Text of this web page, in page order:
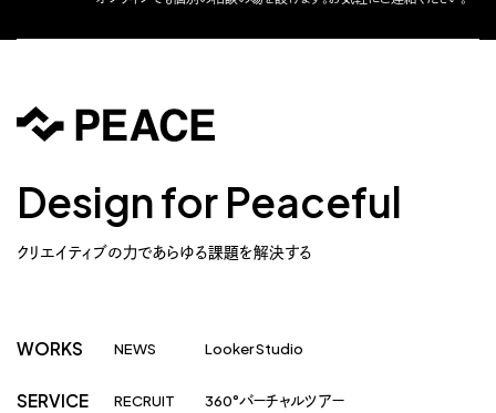
Design for Peaceful
クリエイティブの力であらゆる課題を解決する
WORKS
SERVICE
NEWS
RECRUIT
Looker Studio
360°バーチャルツアー